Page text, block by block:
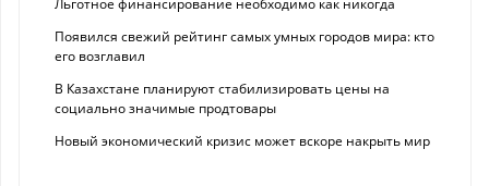
Льготное финансирование необходимо как никогда
Появился свежий рейтинг самых умных городов мира: кто
его возглавил
В Казахстане планируют стабилизировать цены на
социально значимые продтовары
Новый экономический кризис может вскоре накрыть мир